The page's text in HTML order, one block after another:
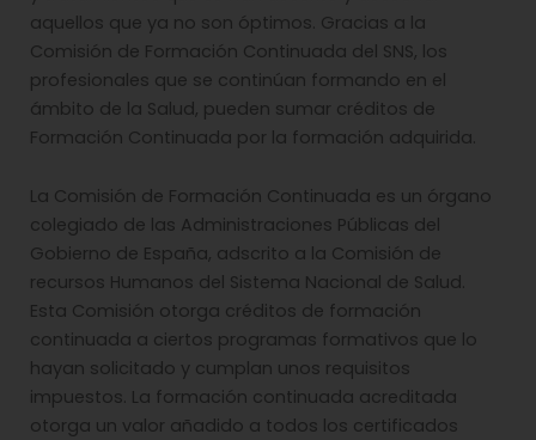
aquellos que ya no son óptimos. Gracias a la
Comisión de Formación Continuada del SNS, los
profesionales que se continúan formando en el
ámbito de la Salud, pueden sumar créditos de
Formación Continuada por la formación adquirida.
La Comisión de Formación Continuada es un órgano
colegiado de las Administraciones Públicas del
Gobierno de España, adscrito a la Comisión de
recursos Humanos del Sistema Nacional de Salud.
Esta Comisión otorga créditos de formación
continuada a ciertos programas formativos que lo
hayan solicitado y cumplan unos requisitos
impuestos. La formación continuada acreditada
otorga un valor añadido a todos los certificados